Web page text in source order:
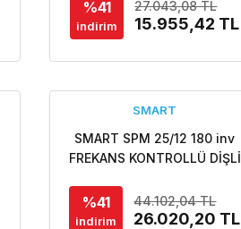
%41
indirim
27.043,08 TL
15.955,42 TL
SMART
SMART SPM 25/12 180 inv
FREKANS KONTROLLÜ DİŞLİ
POMPASI
%41
indirim
44.102,04 TL
26.020,20 TL